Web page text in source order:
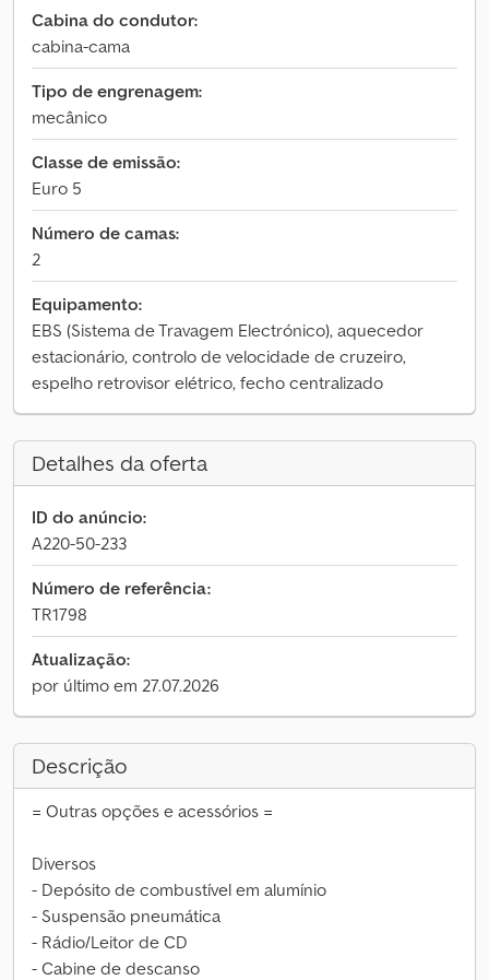
Cabina do condutor:
cabina-cama
Tipo de engrenagem:
mecânico
Classe de emissão:
Euro 5
Número de camas:
2
Equipamento:
EBS (Sistema de Travagem Electrónico), aquecedor
estacionário, controlo de velocidade de cruzeiro,
espelho retrovisor elétrico, fecho centralizado
Detalhes da oferta
ID do anúncio:
A220-50-233
Número de referência:
TR1798
Atualização:
por último em 27.07.2026
Descrição
= Outras opções e acessórios =
Diversos
- Depósito de combustível em alumínio
- Suspensão pneumática
- Rádio/Leitor de CD
- Cabine de descanso